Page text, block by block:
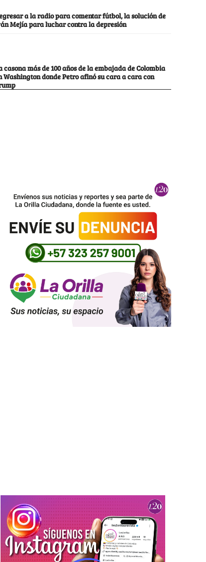
a la radio para comentar fútbol, la solución de
Mejía para luchar contra la depresión
casona más de 100 años de la embajada de Colombia
Washington donde Petro afinó su cara a cara con